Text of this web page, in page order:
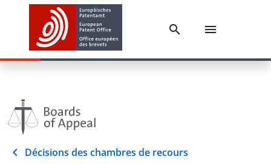
Décisions des chambres de recours